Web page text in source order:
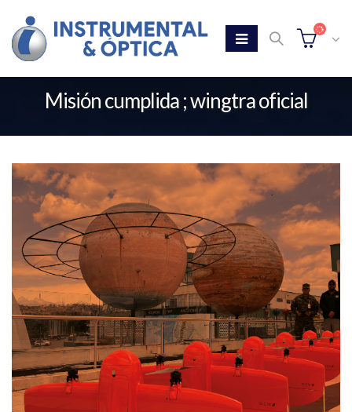
Misión cumplida ; wingtra oficial